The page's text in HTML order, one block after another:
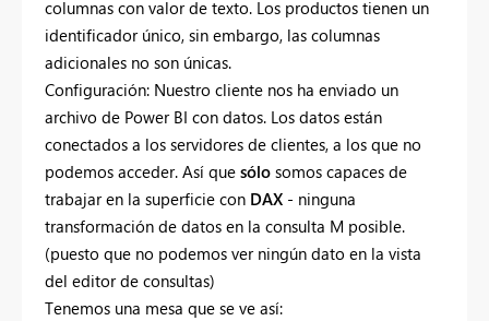
columnas con valor de texto. Los productos tienen un
identificador único, sin embargo, las columnas
adicionales no son únicas.
Configuración: Nuestro cliente nos ha enviado un
archivo de Power BI con datos. Los datos están
conectados a los servidores de clientes, a los que no
podemos acceder. Así que sólo somos capaces de
trabajar en la superficie con DAX - ninguna
transformación de datos en la consulta M posible.
(puesto que no podemos ver ningún dato en la vista
del editor de consultas)
Tenemos una mesa que se ve así: